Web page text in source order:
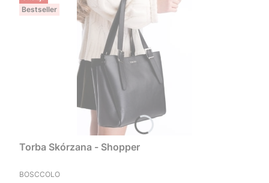
Bestseller
Torba Skórzana - Shopper
PRODUCENT
BOSCCOLO